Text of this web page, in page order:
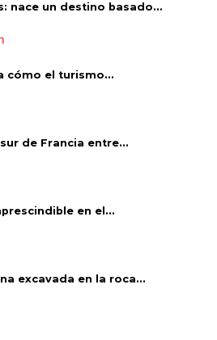
nace un destino basado...
cómo el turismo...
de Francia entre...
en el...
excavada en la roca...